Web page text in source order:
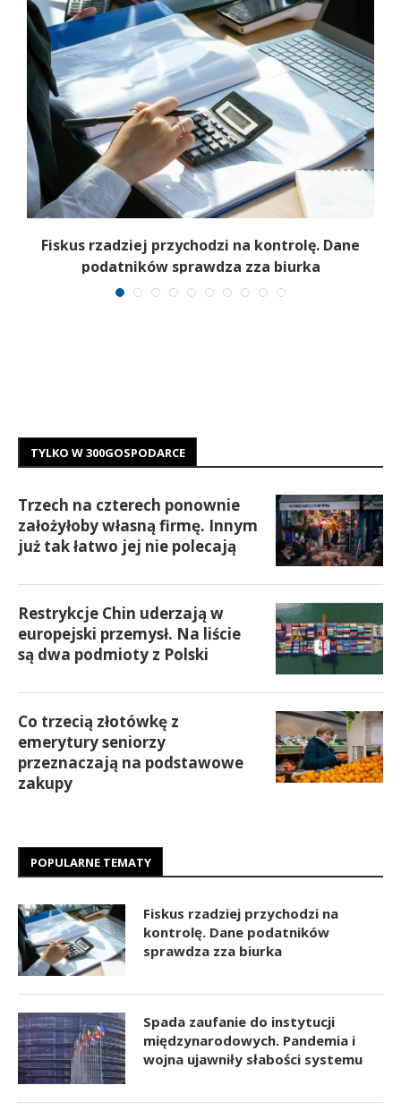
Fiskus rzadziej przychodzi na kontrolę. Dane
podatników sprawdza zza biurka
TYLKO W 300GOSPODARCE
Trzech na czterech ponownie
założyłoby własną firmę. Innym
już tak łatwo jej nie polecają
Restrykcje Chin uderzają w
europejski przemysł. Na liście
są dwa podmioty z Polski
Co trzecią złotówkę z
emerytury seniorzy
przeznaczają na podstawowe
zakupy
POPULARNE TEMATY
Fiskus rzadziej przychodzi na
kontrolę. Dane podatników
sprawdza zza biurka
Spada zaufanie do instytucji
międzynarodowych. Pandemia i
wojna ujawniły słabości systemu